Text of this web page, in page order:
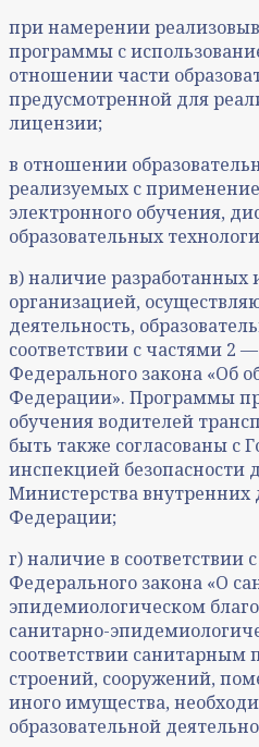
при намерении
программы с
отношении части
предусмотренной для
лицензии;
в отношении
реализуемых с
электронного обучения,
образовательных
в) наличие
организацией,
деятельность,
соответствии с частями 2
Федерального закона «Об
Федерации». Программы
обучения водителей
быть также согласованы с
инспекцией безопасности
Министерства внутренних
Федерации;
г) наличие в соответствии
Федерального закона «О
эпидемиологическом
санитарно-
соответствии санитарным
строений, сооружений,
иного имущества,
образовательной